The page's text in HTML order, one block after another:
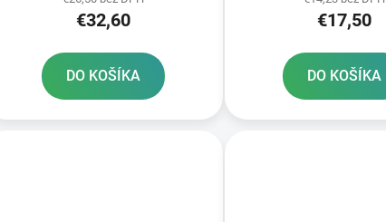
€32,60
DO KOŠÍKA
€17,50
DO KOŠÍKA